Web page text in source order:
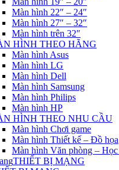
Màn hình 22″ – 24″
Màn hình 27″ – 32″
Màn hình trên 32″
HÌNH THEO HÃNG
Màn hình Asus
Màn hình LG
Màn hình Dell
Màn hình Samsung
Màn hình Philips
Màn hình HP
HÌNH THEO NHU CẦU
Màn hình Chơi game
Màn hình Thiết kế – Đồ họa
Màn hình Văn phòng – Học
THIẾT BỊ MẠNG